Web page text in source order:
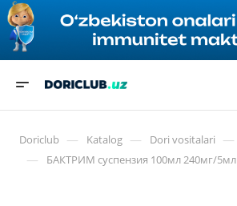
Doriclub — Katalog — Dori vositalari —
— БАКТРИМ суспензия 100мл 240мг/5мл